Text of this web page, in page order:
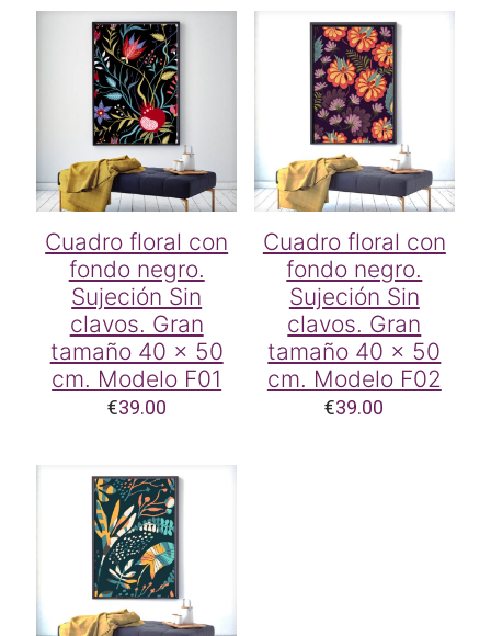
Cuadro floral con
fondo negro.
Sujeción Sin
clavos. Gran
tamaño 40 x 50
cm. Modelo F01
€39.00
Cuadro floral con
fondo negro.
Sujeción Sin
clavos. Gran
tamaño 40 x 50
cm. Modelo F02
€39.00